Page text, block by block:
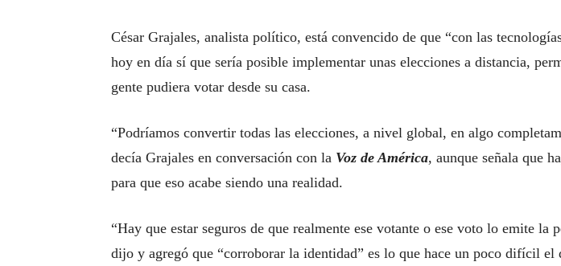
César Grajales, analista político, está convencido de que “con las
hoy en día sí que sería posible implementar unas elecciones a distancia,
gente pudiera votar desde su casa.
“Podríamos convertir todas las elecciones, a nivel global, en algo
decía Grajales en conversación con la Voz de América, aunque señala que
para que eso acabe siendo una realidad.
“Hay que estar seguros de que realmente ese votante o ese voto lo emite la
dijo y agregó que “corroborar la identidad” es lo que hace un poco difícil el